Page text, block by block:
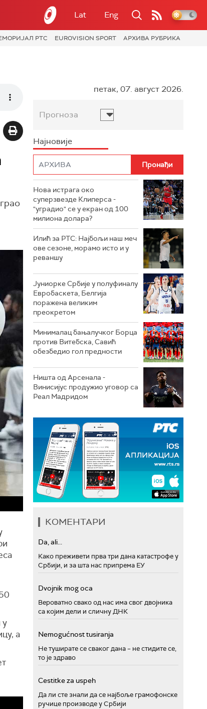
Lat Eng
РТС EUROVISION SPORT АРХИВА РУБРИКА
у
а
петак, 07. август 2026.
Прогноза
Најновије
Нова истрага око
суперзвезде Клиперса -
"уградио" се у екран од 100
милиона долара?
Илић за РТС: Најбољи наш меч
ове сезоне, морамо исто и у
реваншу
Јуниорке Србије у полуфиналу
Евробаскета, Белгија
поражена великим
преокретом
Минималац бањалучког Борца
против Витебска, Савић
обезбедио гол предности
Ништа од Арсенала -
Винисијус продужио уговор са
Реал Мадридом
КОМЕНТАРИ
Da, ali...
Како преживети прва три дана катастрофе у
Србији, и за шта нас припрема ЕУ
Dvojnik mog oca
Вероватно свако од нас има свог двојника
са којим дели и сличну ДНК
Nemogućnost tusiranja
Не туширате се сваког дана – не стидите се,
то је здраво
Cestitke za uspeh
Да ли сте знали да се најбоље грамофонске
ручице производе у Србији